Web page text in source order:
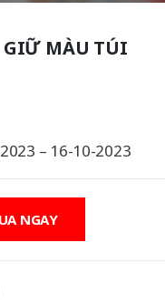
GIỮ MÀU TÚI
– 16-10-2023
NGAY